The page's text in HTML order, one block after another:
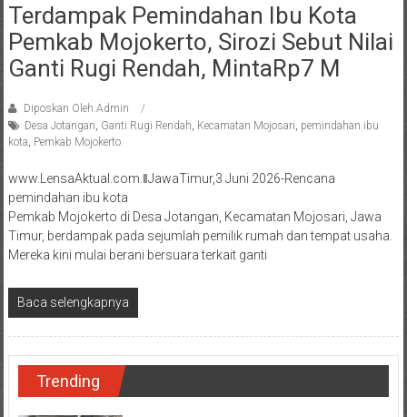
Terdampak Pemindahan Ibu Kota
Pemkab Mojokerto, Sirozi Sebut Nilai
Ganti Rugi Rendah, MintaRp7 M
Diposkan Oleh:Admin
Desa Jotangan Ganti Rugi Rendah Kecamatan Mojosari pemindahan ibu
kota Pemkab Mojokerto
www.LensaAktual.com.ǁJawaTimur,3 Juni 2026-Rencana
pemindahan ibu kota
Pemkab Mojokerto di Desa Jotangan, Kecamatan Mojosari, Jawa
Timur, berdampak pada sejumlah pemilik rumah dan tempat usaha.
Mereka kini mulai berani bersuara terkait ganti
Baca selengkapnya
Trending